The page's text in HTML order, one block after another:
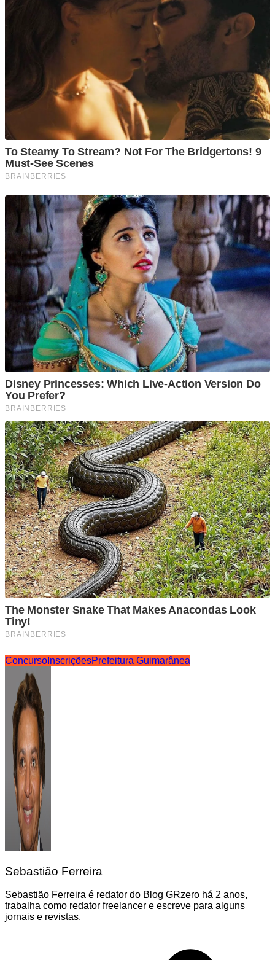
Concurso InscriçõesPrefeitura Guimarânea
Sebastião Ferreira
Sebastião Ferreira é redator do Blog GRzero há 2 anos,
trabalha como redator freelancer e escreve para alguns
jornais e revistas.